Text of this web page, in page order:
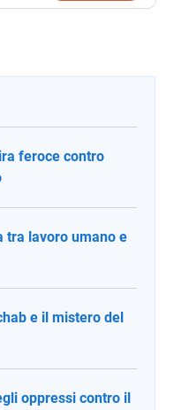
feroce contro
tra lavoro umano e
e il mistero del
oppressi contro il